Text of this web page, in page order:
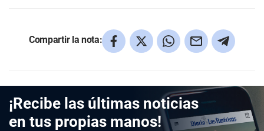
Compartir la nota:
¡Recibe las últimas noticias
en tus propias manos!